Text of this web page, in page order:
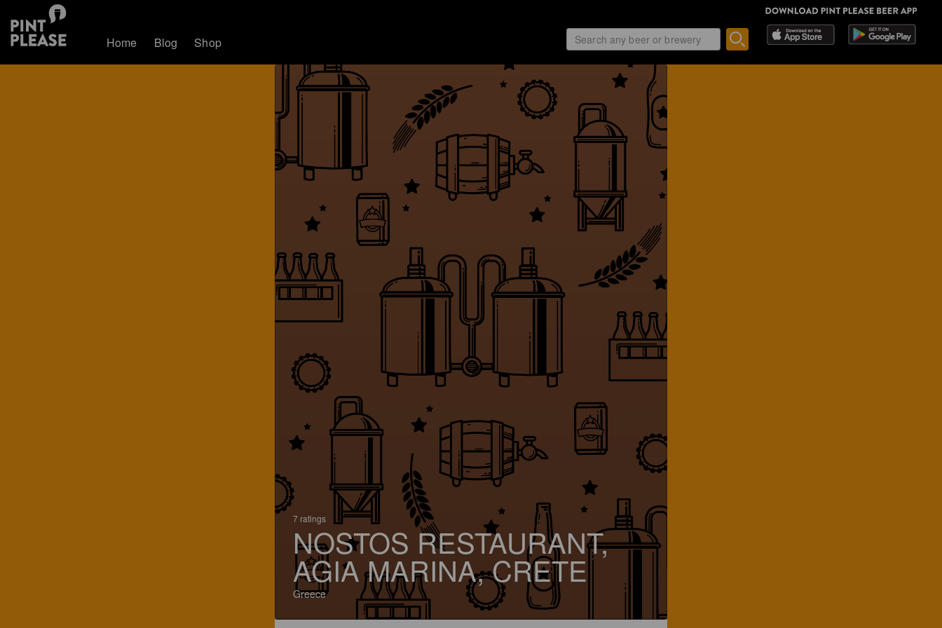
Home Blog Shop
7 ratings
NOSTOS RESTAURANT,
AGIA MARINA, CRETE
Greece